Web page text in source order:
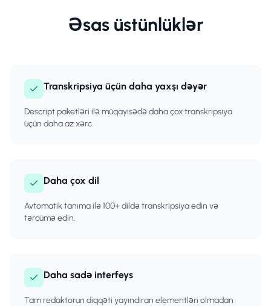
Əsas üstünlüklər
Transkripsiya üçün daha yaxşı dəyər
Descript paketləri ilə müqayisədə daha çox transkripsiya
üçün daha az xərc.
Daha çox dil
Avtomatik tanıma ilə 100+ dildə transkripsiya edin və
tərcümə edin.
Daha sadə interfeys
Tam redaktorun diqqəti yayındıran elementləri olmadan